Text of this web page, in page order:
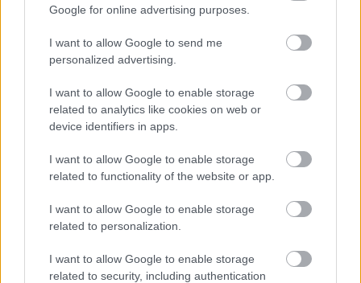
Google for online advertising purposes.
I want to allow Google to send me
personalized advertising.
I want to allow Google to enable storage
related to analytics like cookies on web or
device identifiers in apps.
I want to allow Google to enable storage
related to functionality of the website or app.
I want to allow Google to enable storage
related to personalization.
I want to allow Google to enable storage
related to security, including authentication
Πέμπτη, 09 Ιουνίου 2022, 16:31
Ασφαλή πρόσβαση στην άμβλωση ζητά το
Ευρωπαϊκό Κοινοβούλιο
Οι ευρωβουλευτές ενέκριναν ψήφισμα την Πέμπτη με 364
ψήφους υπέρ, 154 κατά και 37 αποχές, υπενθυμίζοντας στο
Ανώτατο Δικαστήριο των Ηνωμένων Πολιτειών ότι είναι
ζωτικής σημασίας να διατηρηθεί σε ισχύ η απόφαση στην